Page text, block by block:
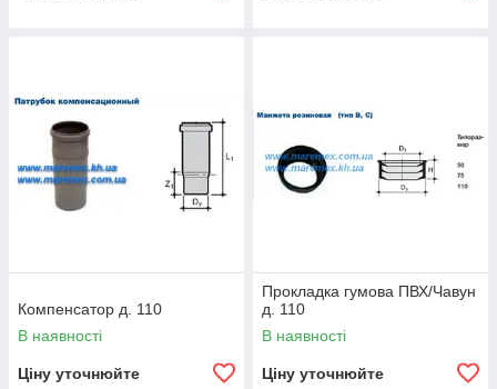
Компенсатор д. 110
В наявності
Ціну уточнюйте
Прокладка гумова ПВХ/Чавун
д. 110
В наявності
Ціну уточнюйте